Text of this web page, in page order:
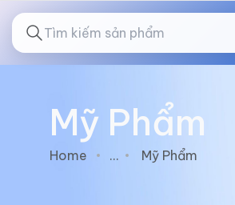
Mỹ Phẩm
Home ... Mỹ Phẩm